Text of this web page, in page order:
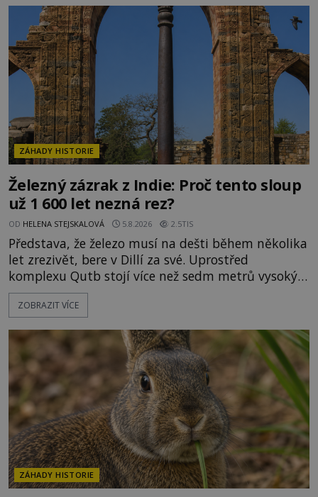
o skutečné historické události. Ve středověké
Evropě mají relikvie mimořádnou hodnotu. Nejsou
jen předmětem úcty
ZÁHADY HISTORIE
Železný zázrak z Indie: Proč tento sloup
už 1 600 let nezná rez?
OD HELENA STEJSKALOVÁ 5.8.2026 2.5TIS
Představa, že železo musí na dešti během několika
let zrezivět, bere v Dillí za své. Uprostřed
komplexu Qutb stojí více než sedm metrů vysoký
železný sloup, který už přibližně 1 600 let odolává
počasí s jen nepatrnými stopami koroze. Jeho
ztracených technologiích či tajemných
materiálech. Moderní metalurgie však ukazuje, že
skutečné vysvětlení je ješt
ZOBRAZIT VÍCE
ZÁHADY HISTORIE